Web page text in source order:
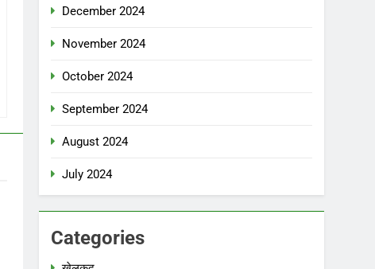
December 2024
November 2024
October 2024
September 2024
August 2024
July 2024
Categories